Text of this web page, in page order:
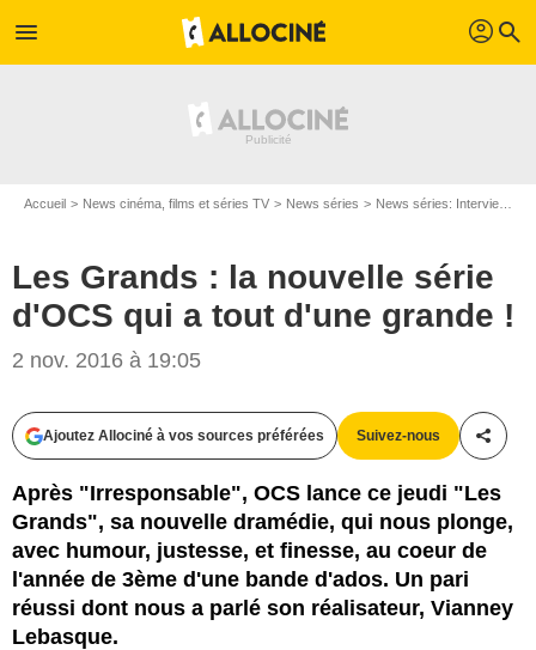
menu profil search
Accueil News cinéma, films et séries TV News séries News séries: Interviews
Les Grands : la nouvelle série
d'OCS qui a tout d'une grande !
2 nov. 2016 à 19:05
Ajoutez Allociné à vos sources préférées Suivez-nous
Après "Irresponsable", OCS lance ce jeudi "Les
Grands", sa nouvelle dramédie, qui nous plonge,
avec humour, justesse, et finesse, au coeur de
l'année de 3ème d'une bande d'ados. Un pari
réussi dont nous a parlé son réalisateur, Vianney
Lebasque.
EMPREINTE DIGITALE